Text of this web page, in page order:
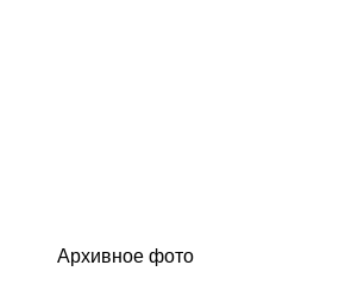
Архивное фото